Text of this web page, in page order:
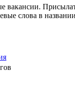
вакансии.
слова в